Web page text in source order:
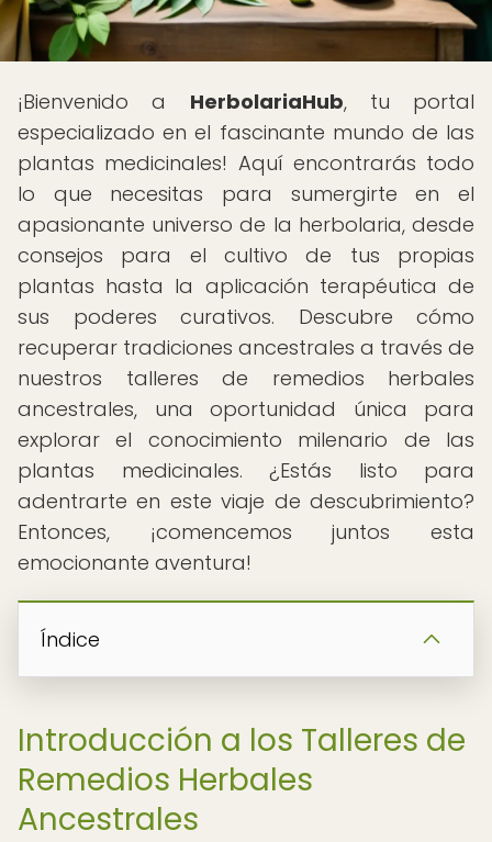
¡Bienvenido a HerbolariaHub, tu portal
especializado en el fascinante mundo de las
plantas medicinales! Aquí encontrarás todo
lo que necesitas para sumergirte en el
apasionante universo de la herbolaria, desde
consejos para el cultivo de tus propias
plantas hasta la aplicación terapéutica de
sus poderes curativos. Descubre cómo
recuperar tradiciones ancestrales a través de
nuestros talleres de remedios herbales
ancestrales, una oportunidad única para
explorar el conocimiento milenario de las
plantas medicinales. ¿Estás listo para
adentrarte en este viaje de descubrimiento?
Entonces, ¡comencemos juntos esta
emocionante aventura!
Índice
Introducción a los Talleres de
Remedios Herbales
Ancestrales